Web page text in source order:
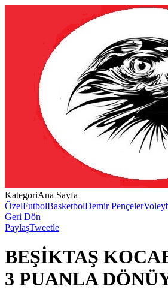
KategoriAna Sayfa
ÖzelFutbolBasketbolDemir Pençeler
Geri Dön
PaylaşTweetle
BEŞİKTAŞ
3 PUANLA